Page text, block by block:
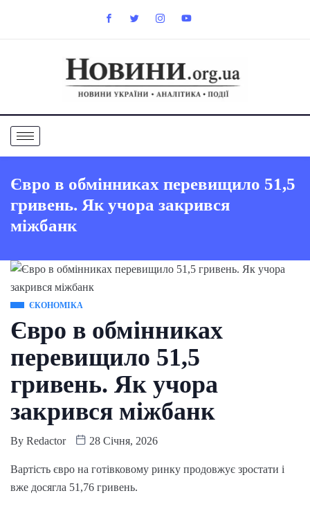
Євро в обмінниках перевищило 51,5
гривень. Як учора закрився
міжбанк
ЄКОНОМІКА
Євро в обмінниках
перевищило 51,5
гривень. Як учора
закрився міжбанк
By Redactor 28 Січня, 2026
Вартість євро на готівковому ринку продовжує зростати і
вже досягла 51,76 гривень.